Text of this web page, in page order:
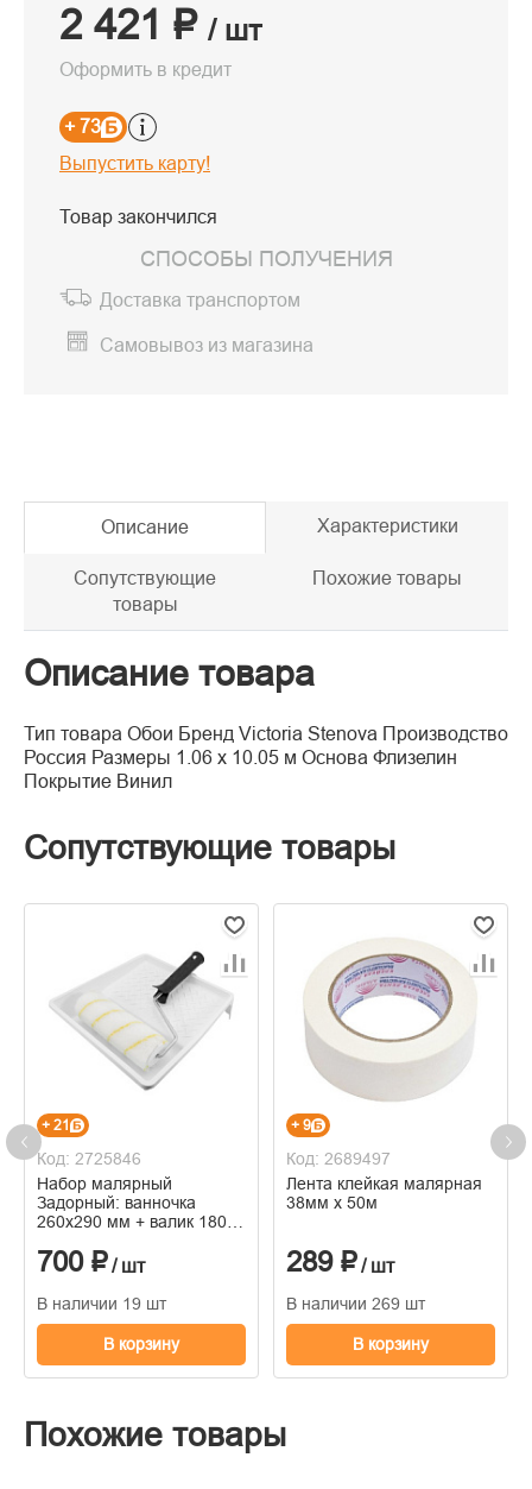
2 421 ₽ / шт
Оформить в кредит
+ 73
Выпустить карту!
Товар закончился
СПОСОБЫ ПОЛУЧЕНИЯ
Доставка транспортом
Самовывоз из магазина
Описание Характеристики
Сопутствующие
товары
Похожие товары
Описание товара
Тип товара Обои Бренд Victoria Stenova Производство
Россия Размеры 1.06 x 10.05 м Основа Флизелин
Покрытие Винил
Сопутствующие товары
+ 21
Код: 2725846
Набор малярный
Задорный: ванночка
260x290 мм + валик 180
мм, полиамид.
700 ₽/ шт
В наличии 19 шт
В корзину
+ 9
Код: 2689497
Лента клейкая малярная
38мм х 50м
289 ₽/ шт
В наличии 269 шт
В корзину
Похожие товары